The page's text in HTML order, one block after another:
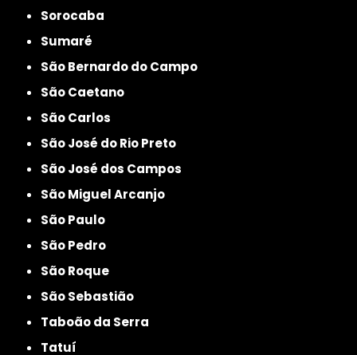
Sorocaba
Sumaré
São Bernardo do Campo
São Caetano
São Carlos
São José do Rio Preto
São José dos Campos
São Miguel Arcanjo
São Paulo
São Pedro
São Roque
São Sebastião
Taboão da Serra
Tatuí